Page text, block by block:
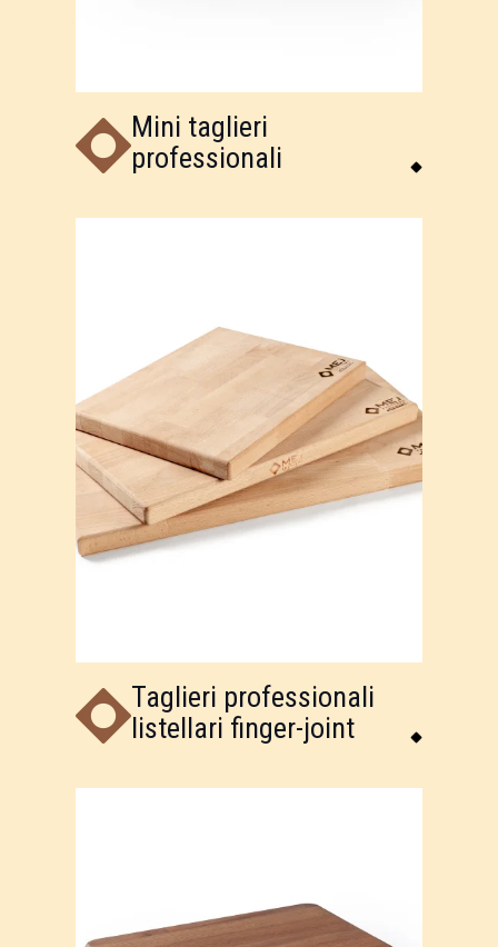
Mini taglieri
professionali
Taglieri professionali
listellari finger-joint